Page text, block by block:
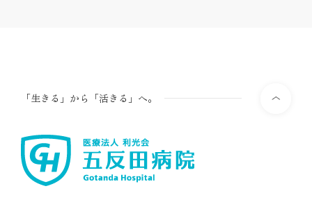
「生きる」から「活きる」へ。